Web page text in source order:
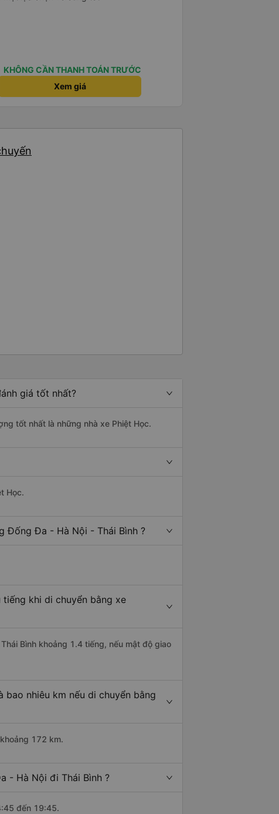
KHÔNG CẦN THANH TOÁN TRƯỚC
Xem giá
giá tốt nhất?
tốt nhất là những nhà xe Phiệt Học.
Học.
Đống Đa - Hà Nội - Thái Bình ?
khi di chuyển bằng xe
Bình khoảng 1.4 tiếng, nếu mật độ giao
nhiêu km nếu di chuyển bằng
172 km.
- Hà Nội đi Thái Bình ?
đến 19:45.